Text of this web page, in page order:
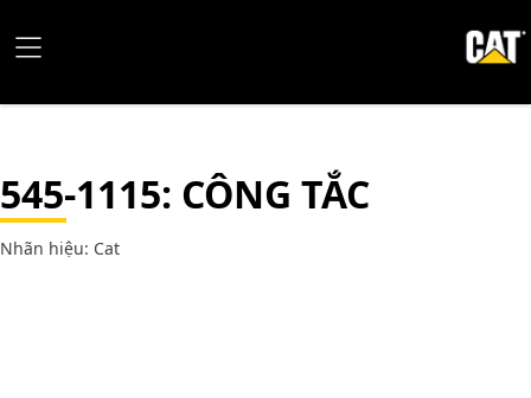
545-1115: CÔNG TẮC
Nhãn hiệu: Cat